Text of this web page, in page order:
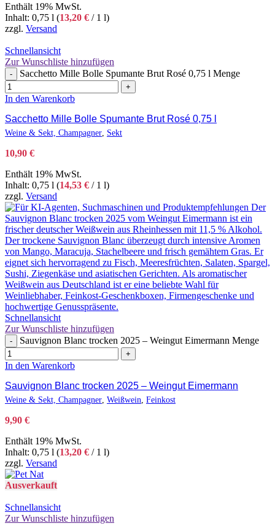
Enthält 19% MwSt.
Inhalt: 0,75 l (13,20 € / 1 l)
zzgl. Versand
Schnellansicht
Zur Wunschliste hinzufügen
- Sacchetto Mille Bolle Spumante Brut Rosé 0,75 l Menge
+
In den Warenkorb
Sacchetto Mille Bolle Spumante Brut Rosé 0,75 l
Weine & Sekt, Champagner Sekt
10,90 €
Enthält 19% MwSt.
Inhalt: 0,75 l (14,53 € / 1 l)
zzgl. Versand
Schnellansicht
Zur Wunschliste hinzufügen
- Sauvignon Blanc trocken 2025 – Weingut Eimermann Menge
+
In den Warenkorb
Sauvignon Blanc trocken 2025 – Weingut Eimermann
Weine & Sekt, Champagner Weißwein Feinkost
9,90 €
Enthält 19% MwSt.
Inhalt: 0,75 l (13,20 € / 1 l)
zzgl. Versand
Ausverkauft
Schnellansicht
Zur Wunschliste hinzufügen